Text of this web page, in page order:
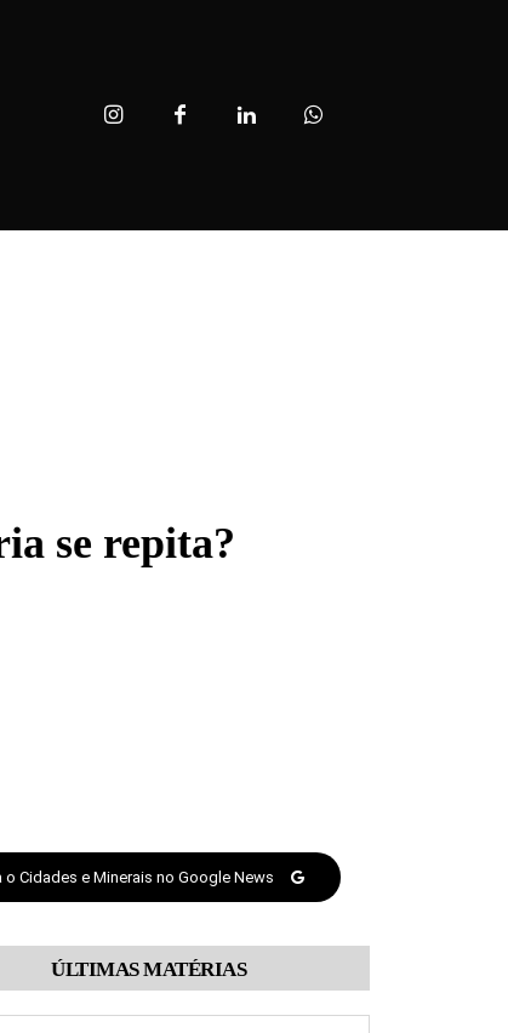
se repita?
o Cidades e Minerais no Google News
ÚLTIMAS MATÉRIAS